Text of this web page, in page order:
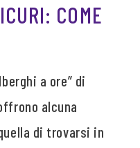
COME
a ore” di
alcuna
di trovarsi in